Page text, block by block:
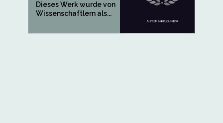
Dieses Werk wurde von
Wissenschaftlern als...